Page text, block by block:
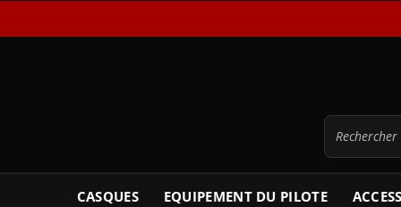
CASQUES EQUIPEMENT DU PILOTE